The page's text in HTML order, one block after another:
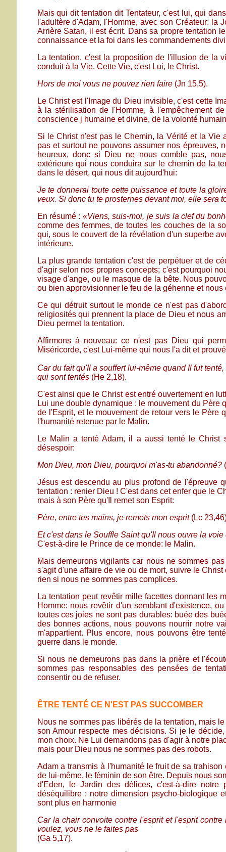
Mais qui dit tentation dit Tentateur, c'est lui, qui
l'adultère d'Adam, l'Homme, avec son Créateur: la
Arrière Satan, il est écrit. Dans sa propre tentation
connaissance et la foi dans les commandements
La tentation, c'est la proposition de l'illusion de la
conduit à la Vie. Cette Vie, c'est Lui, le Christ.
Hors de moi vous ne pouvez rien faire (Jn 15,5).
Le Christ est l'Image du Dieu invisible, c'est cette
à la stérilisation de l'Homme, à l'empêchement
conscience j humaine et divine, de la volonté
Si le Christ n'est pas le Chemin, la Vérité et la Vie
pas et surtout ne pouvons assumer nos épreuves,
heureux, donc si Dieu ne nous comble pas,
extérieure qui nous conduira sur le chemin de la
dans le désert, qui nous dit aujourd'hui:
Je te donnerai toute cette puissance et toute la
veux. Si donc tu te prosternes devant moi, elle sera
En résumé : «Viens, suis-moi, je suis la clef du
comme des femmes, de toutes les couches de la
qui, sous le couvert de la révélation d'un superbe
intérieure.
La plus grande tentation c'est de perpétuer et de
d'agir selon nos propres concepts; c'est pourquoi
visage d'ange, ou le masque de la bête. Nous
ou bien approvisionner le feu de la géhenne et
Ce qui détruit surtout le monde ce n'est pas
religiosités qui prennent la place de Dieu et nous
Dieu permet la tentation.
Affirmons à nouveau: ce n'est pas Dieu qui
Miséricorde, c'est Lui-même qui nous l'a dit et
Car du fait qu'Il a souffert lui-même quand Il fut
qui sont tentés(He 2,18).
C'est ainsi que le Christ est entré ouvertement en
Lui une double dynamique : le mouvement du
de l'Esprit, et le mouvement de retour vers le Père
l'humanité retenue par le Malin.
Le Malin a tenté Adam, il a aussi tenté le
désespoir:
Mon Dieu, mon Dieu, pourquoi m'as-tu abandonné?
Jésus est descendu au plus profond de l'épreuve
tentation : renier Dieu ! C'est dans cet enfer que le
mais à son Père qu'Il remet son Esprit:
Père, entre tes mains, je remets mon esprit (Lc
Et c'est dans le Souffle Saint qu'Il nous ouvre la
C'est-à-dire le Prince de ce monde: le Malin.
Mais demeurons vigilants car nous ne sommes
s'agit d'une affaire de vie ou de mort, suivre le
rien si nous ne sommes pas complices.
La tentation peut revêtir mille facettes donnant les
Homme: nous revêtir d'un semblant d'existence,
toutes ces joies ne sont pas durables: buée des
des bonnes actions, nous pouvons nourrir notre
m'appartient. Plus encore, nous pouvons être
guerre dans le monde.
Si nous ne demeurons pas dans la prière et
sommes pas responsables des pensées de
consentir ou de refuser.
ÊTRE TENTÉ CE N'EST PAS SUCCOMBER
Nous ne sommes pas libérés de la tentation, mais
son Amour respecte mes décisions. Si je le
mon choix. Ne Lui demandons pas d'agir à notre
mais pour Dieu nous ne sommes pas des robots.
Adam a transmis à l'humanité le fruit de sa
de lui-même, le féminin de son être. Depuis nous
d'Eden, le Jardin des délices, c'est-à-dire notre
déséquilibre : notre dimension psycho-biologique
sont plus en harmonie
Car la chair convoite contre l'esprit et l'esprit
voulez, vous ne le faites pas
(Ga 5,17).